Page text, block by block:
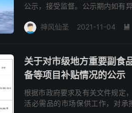
公示，接受监督。公示期内如有
神风仙圣 2021-11-04 
关于对市级地方重要副食
备等项目补贴情况的公示
根据市政府要求及有关文件规定
活必需品的市场保供工作，对承